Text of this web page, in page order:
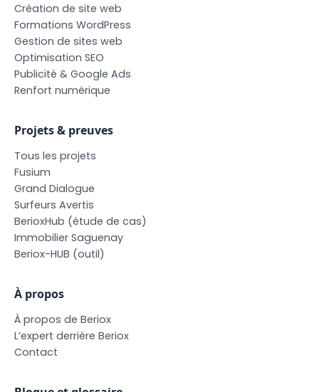
Création de site web
Formations WordPress
Gestion de sites web
Optimisation SEO
Publicité & Google Ads
Renfort numérique
Projets & preuves
Tous les projets
Fusium
Grand Dialogue
Surfeurs Avertis
BerioxHub (étude de cas)
Immobilier Saguenay
Beriox-HUB (outil)
À propos
À propos de Beriox
L’expert derrière Beriox
Contact